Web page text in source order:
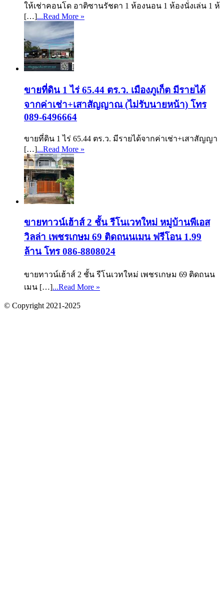
ให้เช่าคอนโด อาติซานรัชดา 1 ห้องนอน 1 ห้องนั่งเล่น 1 ห้
[…]...Read More »
ขายที่ดิน 1 ไร่ 65.44 ตร.ว. เมืองภูเก็ต มีรายได้
จากค่าเช่า+เสาสัญญาณ (ไม่รับนายหน้า) โทร
089-6496664
ขายที่ดิน 1 ไร่ 65.44 ตร.ว. มีรายได้จากค่าเช่า+เสาสัญญา
[…]...Read More »
ขายทาวน์เฮ้าส์ 2 ชั้น รีโนเวทใหม่ หมู่บ้านพีเอส
วิลล่า เพชรเกษม 69 ติดถนนเมน ฟรีโอน 1.99
ล้าน โทร 086-8808024
ขายทาวน์เฮ้าส์ 2 ชั้น รีโนเวทใหม่ เพชรเกษม 69 ติดถนน
เมน […]...Read More »
© Copyright 2021-2025